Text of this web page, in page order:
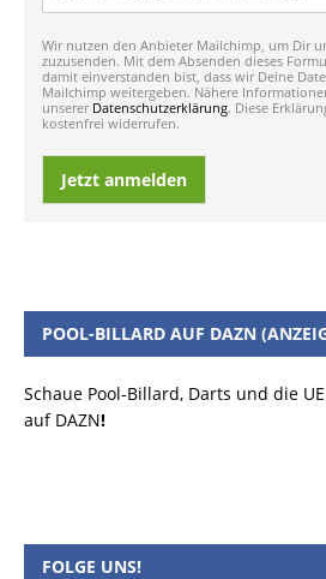
Wir nutzen den Anbieter Mailchimp, um Dir
zuzusenden. Mit dem Absenden dieses
damit einverstanden bist, dass wir Deine
Mailchimp weitergeben. Nähere
unserer Datenschutzerklärung. Diese
kostenfrei widerrufen.
Jetzt anmelden
POOL-BILLARD AUF DAZN
Schaue Pool-Billard, Darts und die
auf DAZN!
FOLGE UNS!